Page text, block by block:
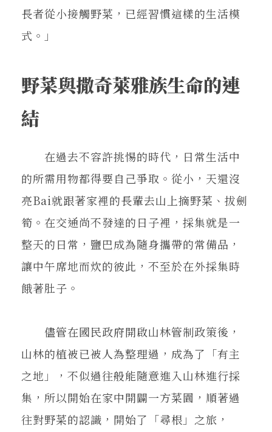
長者從小接觸野菜，已經習慣這樣的生活模
式。」
野菜與撒奇萊雅族生命的連
結
在過去不容許挑惕的時代，日常生活中
的所需用物都得要自己爭取。從小，天還沒
亮Bai就跟著家裡的長輩去山上摘野菜、拔劍
筍。在交通尚不發達的日子裡，採集就是一
整天的日常，鹽巴成為隨身攜帶的常備品，
讓中午席地而炊的彼此，不至於在外採集時
餓著肚子。
儘管在國民政府開啟山林管制政策後，
山林的植被已被人為整理過，成為了「有主
之地」，不似過往般能隨意進入山林進行採
集，所以開始在家中開闢一方菜園，順著過
往對野菜的認識，開始了「尋根」之旅，